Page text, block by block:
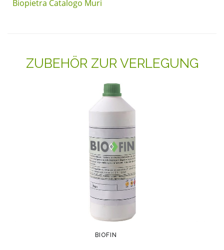
Biopietra Catalogo Muri
ZUBEHÖR ZUR VERLEGUNG
BIOFIN